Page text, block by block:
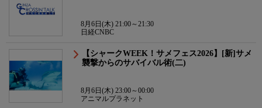
8月6日(木) 21:00～21:30
日経CNBC
【シャークWEEK！サメフェス2026】[新]サメ
襲撃からのサバイバル術(二)
8月6日(木) 23:00～00:00
アニマルプラネット